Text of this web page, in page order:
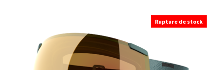
Rupture de stock